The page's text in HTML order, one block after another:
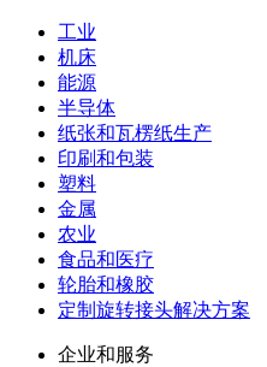
工业
机床
能源
半导体
纸张和瓦楞纸生产
印刷和包装
塑料
金属
农业
食品和医疗
轮胎和橡胶
定制旋转接头解决方案
企业和服务